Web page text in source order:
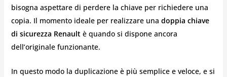
bisogna aspettare di perdere la chiave per richiedere una
copia. Il momento ideale per realizzare una doppia chiave
di sicurezza Renaultè quando si dispone ancora
dell’originale funzionante.
In questo modo la duplicazione è più semplice e veloce, e si